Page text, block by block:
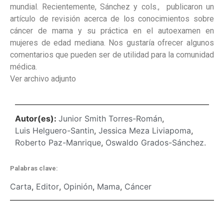
mundial. Recientemente, Sánchez y cols., publicaron un
artículo de revisión acerca de los conocimientos sobre
cáncer de mama y su práctica en el autoexamen en
mujeres de edad mediana. Nos gustaría ofrecer algunos
comentarios que pueden ser de utilidad para la comunidad
médica.
Ver archivo adjunto
Autor(es): Junior Smith Torres-Román,
Luis Helguero-Santin, Jessica Meza Liviapoma,
Roberto Paz-Manrique, Oswaldo Grados-Sánchez.
Palabras clave:
Carta, Editor, Opinión, Mama, Cáncer